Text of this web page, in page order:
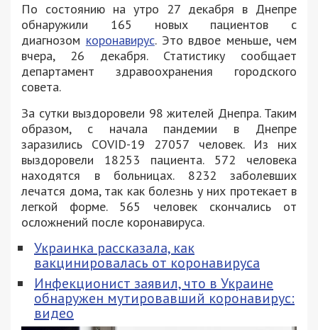
По состоянию на утро 27 декабря в Днепре
обнаружили 165 новых пациентов с
диагнозом коронавирус. Это вдвое меньше, чем
вчера, 26 декабря. Статистику сообщает
департамент здравоохранения городского
совета.
За сутки выздоровели 98 жителей Днепра. Таким
образом, с начала пандемии в Днепре
заразились COVID-19 27057 человек. Из них
выздоровели 18253 пациента. 572 человека
находятся в больницах. 8232 заболевших
лечатся дома, так как болезнь у них протекает в
легкой форме. 565 человек скончались от
осложнений после коронавируса.
Украинка рассказала, как
вакцинировалась от коронавируса
Инфекционист заявил, что в Украине
обнаружен мутировавший коронавирус:
видео